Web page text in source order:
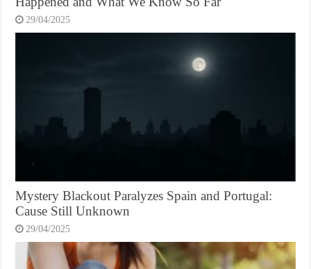
29/04/2025
Mystery Blackout Paralyzes Spain and Portugal:
Cause Still Unknown
29/04/2025